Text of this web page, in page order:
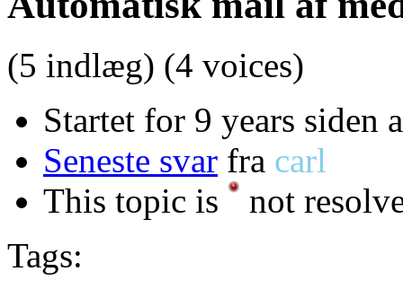
(5 indlæg) (4 voices)
Startet for 9 years siden
Seneste svar fra carl
This topic is
not
Tags: